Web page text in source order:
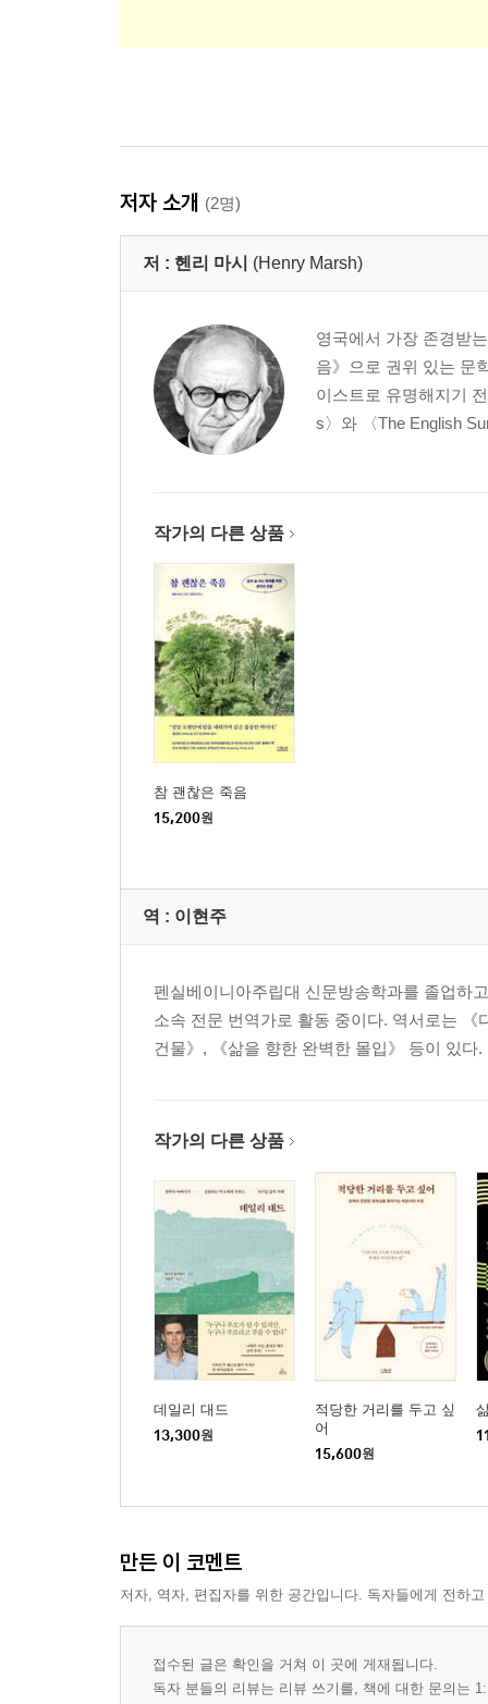
저자 소개 (2명)
저 : 헨리 마시 (Henry Marsh)
영국에서 가장 존경받
음》으로 권위 있는 문
이스트로 유명해지기
s〉와 〈The English
작가의 다른 상품
참 괜찮은 죽음
15,200원
역 : 이현주
펜실베이니아주립대 신문방송학과를 졸업하
소속 전문 번역가로 활동 중이다. 역서로는
건물》, 《삶을 향한 완벽한 몰입》 등이 있다.
작가의 다른 상품
데일리 대드
13,300원
적당한 거리를 두고 싶
어
15,600원
만든 이 코멘트
저자, 역자, 편집자를 위한 공간입니다. 독자들에게 전하
접수된 글은 확인을 거쳐 이 곳에 게재됩니다.
독자 분들의 리뷰는 리뷰 쓰기를, 책에 대한 문의는